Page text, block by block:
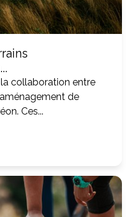
collaboration entre
de
Ces...